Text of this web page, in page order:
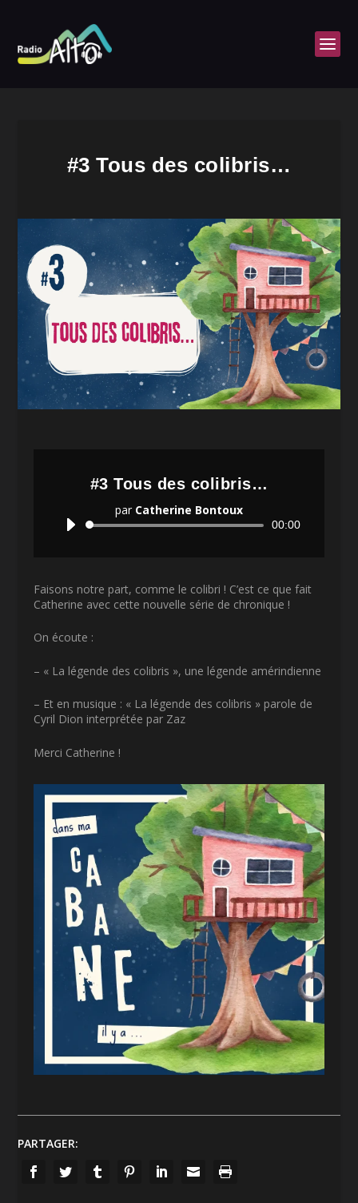
#3 Tous des colibris…
#3 Tous des colibris…
par Catherine Bontoux
Lecteur
00:00
Faisons notre part, comme le colibri ! C’est ce que fait
Catherine avec cette nouvelle série de chronique !
On écoute :
– « La légende des colibris », une légende amérindienne
– Et en musique : « La légende des colibris » parole de
Cyril Dion interprétée par Zaz
Merci Catherine !
PARTAGER: